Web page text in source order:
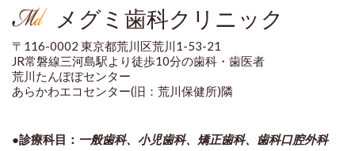
メグミ歯科クリニック
〒116-0002 東京都荒川区荒川1-53-21
JR常磐線三河島駅より徒歩10分の歯科・歯医者
荒川たんぽぽセンター
あらかわエコセンター(旧：荒川保健所)隣
●診療科目： 一般歯科、小児歯科、矯正歯科、歯科口腔外科